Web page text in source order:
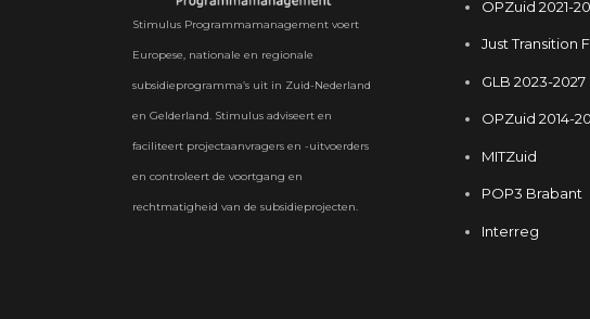
Stimulus Programmamanagement voert
Europese, nationale en regionale
subsidieprogramma’s uit in Zuid-Nederland
en Gelderland. Stimulus adviseert en
faciliteert projectaanvragers en -uitvoerders
en controleert de voortgang en
rechtmatigheid van de subsidieprojecten.
OPZuid 2021-
Just Transition
GLB 2023-2027
OPZuid 2014-
MITZuid
POP3 Brabant
Interreg